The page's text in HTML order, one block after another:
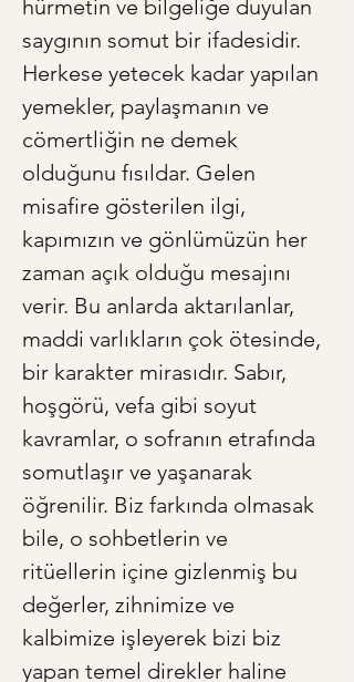
hürmetin ve bilgeliğe duyulan
saygının somut bir ifadesidir.
Herkese yetecek kadar yapılan
yemekler, paylaşmanın ve
cömertliğin ne demek
olduğunu fısıldar. Gelen
misafire gösterilen ilgi,
kapımızın ve gönlümüzün her
zaman açık olduğu mesajını
verir. Bu anlarda aktarılanlar,
maddi varlıkların çok ötesinde,
bir karakter mirasıdır. Sabır,
hoşgörü, vefa gibi soyut
kavramlar, o sofranın etrafında
somutlaşır ve yaşanarak
öğrenilir. Biz farkında olmasak
bile, o sohbetlerin ve
ritüellerin içine gizlenmiş bu
değerler, zihnimize ve
kalbimize işleyerek bizi biz
yapan temel direkler haline